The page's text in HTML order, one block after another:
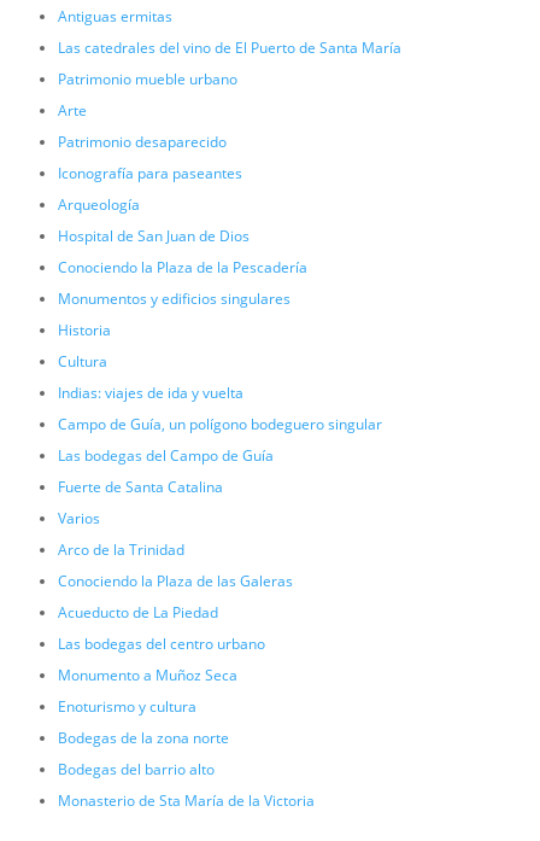
Antiguas ermitas
Las catedrales del vino de El Puerto de Santa María
Patrimonio mueble urbano
Arte
Patrimonio desaparecido
Iconografía para paseantes
Arqueología
Hospital de San Juan de Dios
Conociendo la Plaza de la Pescadería
Monumentos y edificios singulares
Historia
Cultura
Indias: viajes de ida y vuelta
Campo de Guía, un polígono bodeguero singular
Las bodegas del Campo de Guía
Fuerte de Santa Catalina
Varios
Arco de la Trinidad
Conociendo la Plaza de las Galeras
Acueducto de La Piedad
Las bodegas del centro urbano
Monumento a Muñoz Seca
Enoturismo y cultura
Bodegas de la zona norte
Bodegas del barrio alto
Monasterio de Sta María de la Victoria